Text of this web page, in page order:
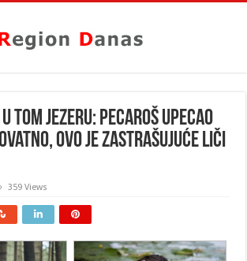
U TOM JEZERU: Pecaroš upecao
ovo je zastrašujuće LIČI
359 Views